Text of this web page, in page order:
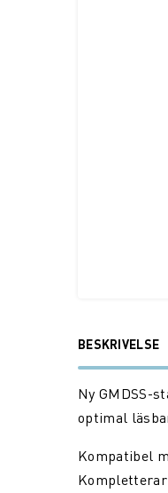
BESKRIVELSE
Ny GMDSS-
optimal
Kompatibel
Kompletterar